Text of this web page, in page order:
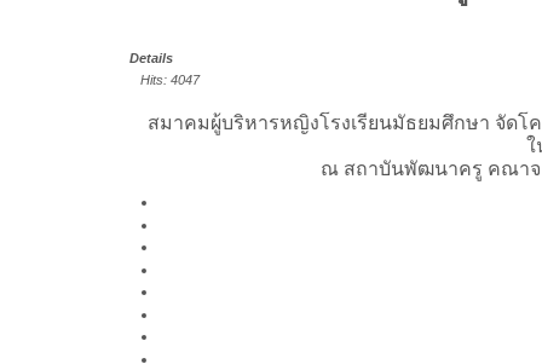
Details
Hits: 4047
สมาคมผู้บริหารหญิงโรงเรียนมัธยมศึกษา จัด
ใ
ณ สถาบันพัฒนาครู คณาจ